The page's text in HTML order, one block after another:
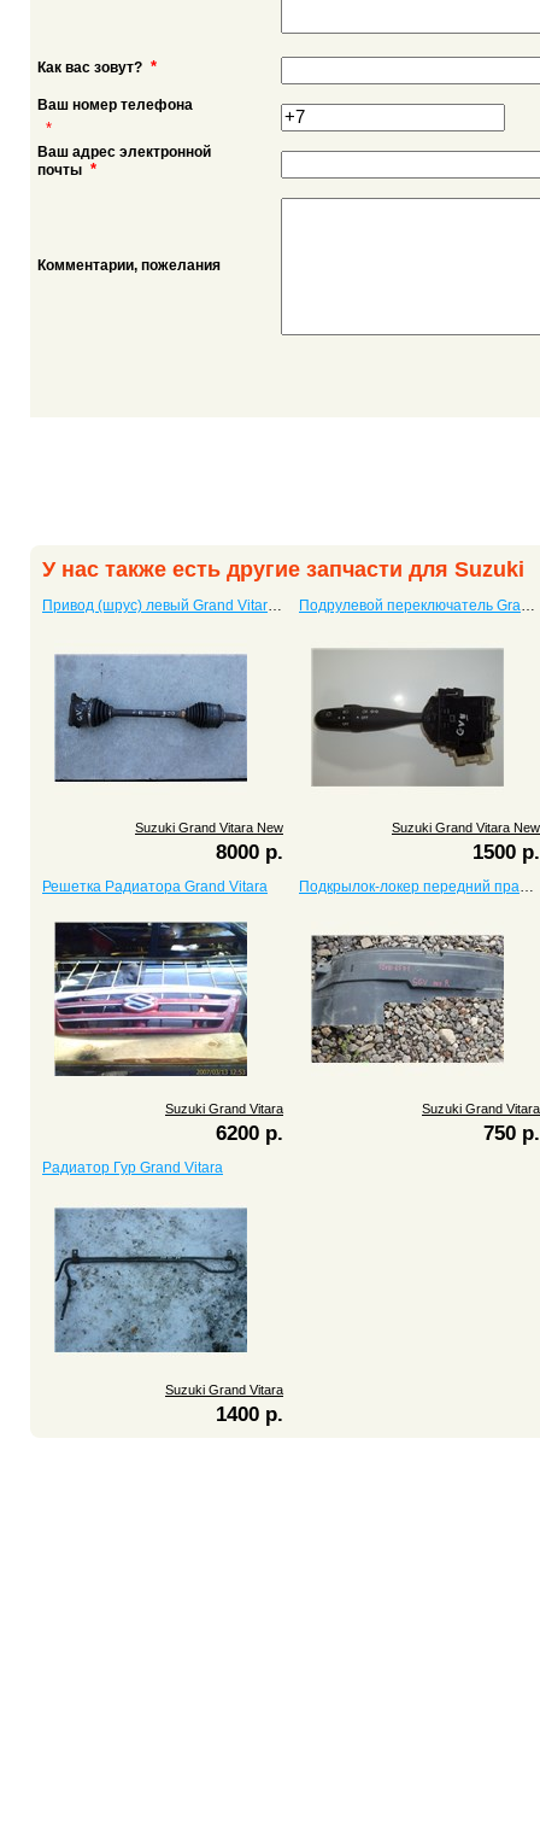
Как вас зовут? *
Ваш номер телефона
*
Ваш адрес электронной
почты *
Комментарии, пожелания
У нас также есть другие запчасти для Suzuki
Привод (шрус) левый Grand Vitara New с двигателем 2.0
Suzuki Grand Vitara New
8000 р.
Подрулевой переключатель Grand Vitara New
Suzuki Grand Vitara New
1500 р.
Решетка Радиатора Grand Vitara
Suzuki Grand Vitara
6200 р.
Подкрылок-локер передний правый Grand Vitara
Suzuki Grand Vitara
750 р.
Радиатор Гур Grand Vitara
Suzuki Grand Vitara
1400 р.